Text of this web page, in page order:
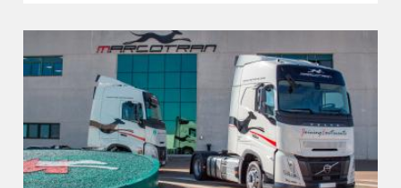
S.L.
MARCOTRAN
POLSKA
SP.
Z.O.O.
FLOTA
DE
MARCOTRAN
YA
UTILIZA
HVO